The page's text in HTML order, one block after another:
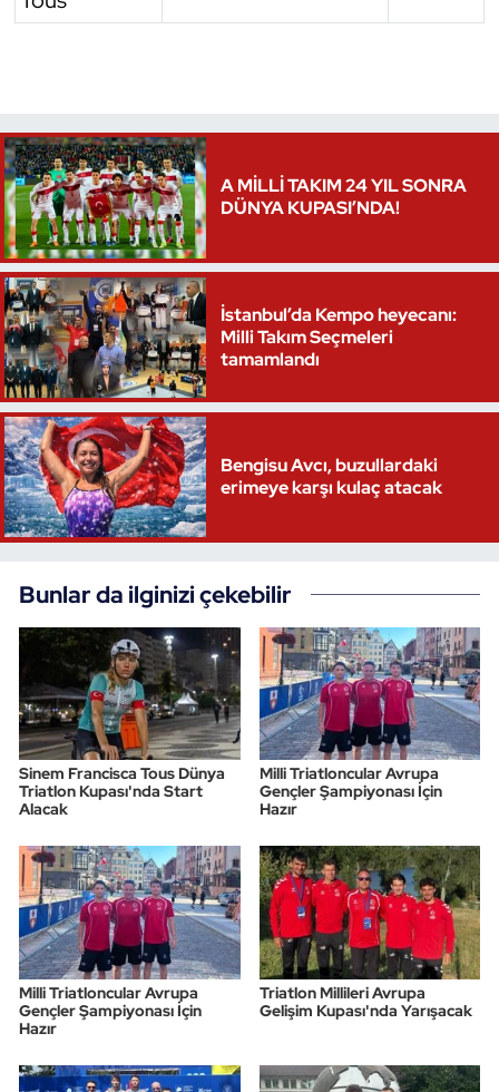
A MİLLİ TAKIM 24 YIL SONRA
DÜNYA KUPASI’NDA!
İstanbul’da Kempo heyecanı:
Milli Takım Seçmeleri
tamamlandı
Bengisu Avcı, buzullardaki
erimeye karşı kulaç atacak
Bunlar da ilginizi çekebilir
Sinem Francisca Tous Dünya
Triatlon Kupası'nda Start
Alacak
Milli Triatloncular Avrupa
Gençler Şampiyonası İçin
Hazır
Milli Triatloncular Avrupa
Gençler Şampiyonası İçin
Hazır
Triatlon Millileri Avrupa
Gelişim Kupası'nda Yarışacak
Vücut Geliştirme Fitness
Wushu Kungfu
Yelken
Yüzme